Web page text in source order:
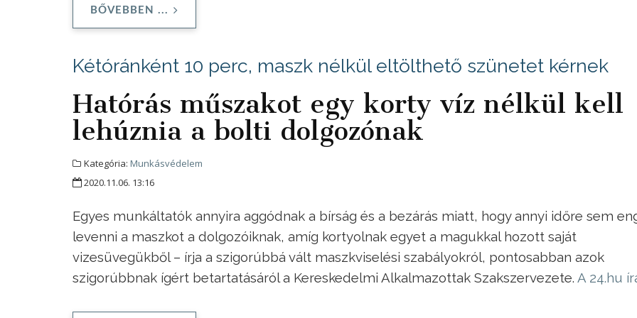
BŐVEBBEN ...
Kétóránként 10 perc, maszk nélkül eltölthető szünetet kérnek
Hatórás műszakot egy korty víz nélkül kell
lehúznia a bolti dolgozónak
Kategória: Munkásvédelem
2020.11.06. 13:16
Egyes munkáltatók annyira aggódnak a bírság és a bezárás miatt, hogy annyi időre sem
levenni a maszkot a dolgozóiknak, amíg kortyolnak egyet a magukkal hozott saját
vizesüvegükből – írja a szigorúbbá vált maszkviselési szabályokról, pontosabban azok
szigorúbbnak ígért betartatásáról a Kereskedelmi Alkalmazottak Szakszervezete. A 24.hu